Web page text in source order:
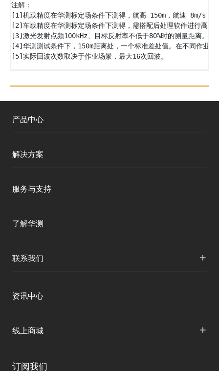
注解：
[1]机载精度在华测标定场条件下测得，航高 150m，航速 8m/s，
[2]车载精度在华测标定场条件下测得，需搭配后处理软件进行高度
[3]激光发射点频100kHz、目标反射率不低于80%时的测量距离。在
[4]华测测试条件下，150m距离处，一个标准差处值。在不同作业
[5]实际回波次数取决于作业场景，最大16次回波。
产品中心
海洋测绘
精准农业
数字施工
解决方案
地灾监测
智慧交通
智慧海洋
服务与支持
了解华测
投资者关系
联系我们 +
申请成为伙伴
资讯中心
线上商城 +
订阅我们